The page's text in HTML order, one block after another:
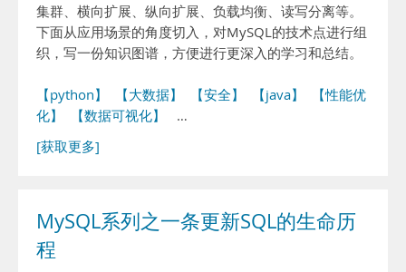
集群、横向扩展、纵向扩展、负载均衡、读写分离等。
下面从应用场景的角度切入，对MySQL的技术点进行组
织，写一份知识图谱，方便进行更深入的学习和总结。
【python】 【大数据】 【安全】 【java】
【性能优
化】
【数据可视化】
…
[获取更多]
MySQL系列之一条更新SQL的生命历
程